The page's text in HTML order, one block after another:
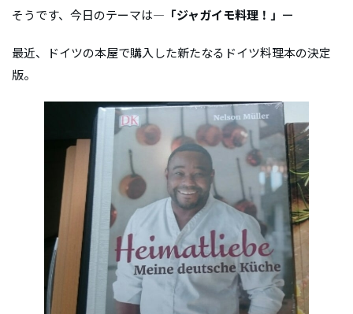
そうです、今日のテーマは― 「ジャガイモ料理！」 ー
最近、ドイツの本屋で購入した新たなるドイツ料理本の決定
版。